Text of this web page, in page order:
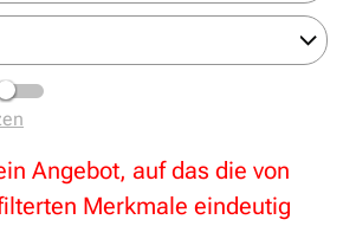
Angebot, auf das die von
Merkmale eindeutig